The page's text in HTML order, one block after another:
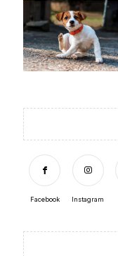
Facebook Instagram